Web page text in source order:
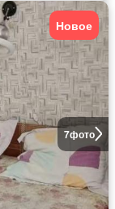
7фото
Новое